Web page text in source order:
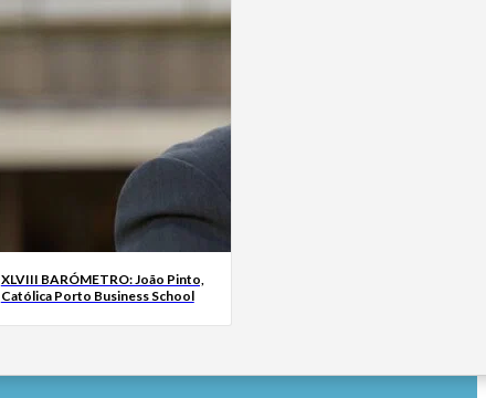
XLVIII BARÓMETRO: João Pinto,
Católica Porto Business School